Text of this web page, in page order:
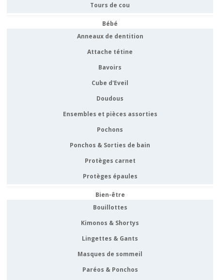
Tours de cou
Bébé
Anneaux de dentition
Attache tétine
Bavoirs
Cube d'Eveil
Doudous
Ensembles et pièces assorties
Pochons
Ponchos & Sorties de bain
Protèges carnet
Protèges épaules
Bien-être
Bouillottes
Kimonos & Shortys
Lingettes & Gants
Masques de sommeil
Paréos & Ponchos